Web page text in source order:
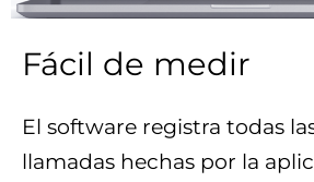
Fácil de medir
El software registra todas
llamadas hechas por la